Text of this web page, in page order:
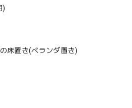
)
床置き(ベランダ置き)